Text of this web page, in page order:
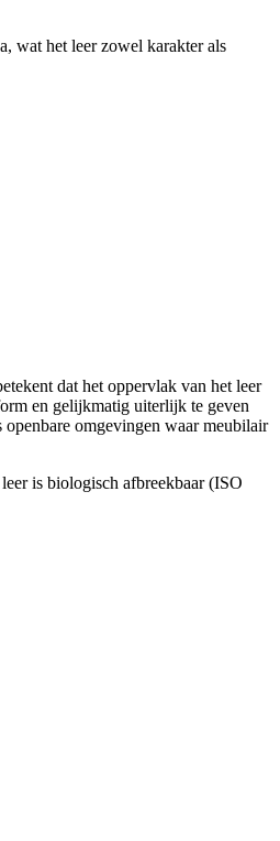
wat het leer zowel karakter als
dat het oppervlak van het leer
en gelijkmatig uiterlijk te geven
omgevingen waar meubilair
is biologisch afbreekbaar (ISO